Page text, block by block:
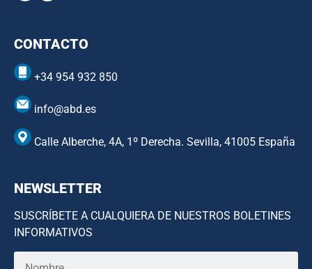
CONTACTO
+34 954 932 850
info@abd.es
Calle Alberche, 4A, 1º Derecha. Sevilla, 41005 España
NEWSLETTER
SUSCRÍBETE A CUALQUIERA DE NUESTROS BOLETINES
INFORMATIVOS